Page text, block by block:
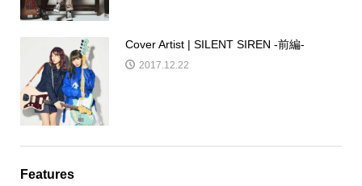
Cover Artist | SILENT SIREN -前編-
2017.12.22
Features